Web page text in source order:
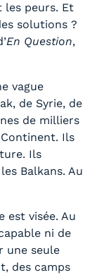
les peurs. Et
solutions ?
En Question,
vague
de Syrie, de
de milliers
Ils
Ils
Balkans. Au
est visée. Au
ni de
une seule
des camps